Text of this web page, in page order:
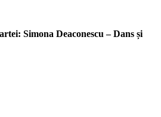
Simona Deaconescu – Dans și